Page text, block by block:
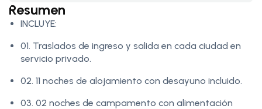
Resumen
INCLUYE:
01. Traslados de ingreso y salida en cada ciudad en
servicio privado.
02. 11 noches de alojamiento con desayuno incluido.
03. 02 noches de campamento con alimentación